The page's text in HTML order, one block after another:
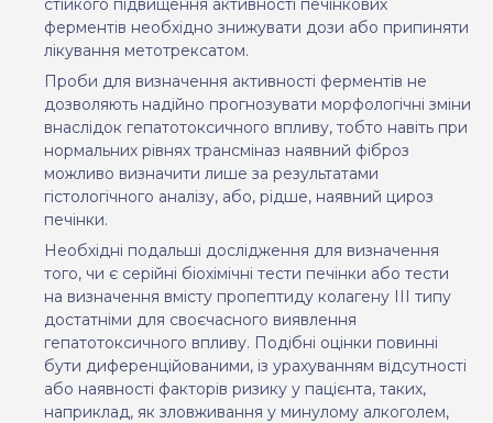
ферментів необхідно знижувати дози або припиняти
лікування метотрексатом.
Проби для визначення активності ферментів не
дозволяють надійно прогнозувати морфологічні зміни
внаслідок гепатотоксичного впливу, тобто навіть при
нормальних рівнях трансміназ наявний фіброз
можливо визначити лише за результатами
гістологічного аналізу, або, рідше, наявний цироз
печінки.
Необхідні подальші дослідження для визначення
того, чи є серійні біохімічні тести печінки або тести
на визначення вмісту пропептиду колагену ІІІ типу
достатніми для своєчасного виявлення
гепатотоксичного впливу. Подібні оцінки повинні
бути диференційованими, із урахуванням відсутності
або наявності факторів ризику у пацієнта, таких,
наприклад, як зловживання у минулому алкоголем,